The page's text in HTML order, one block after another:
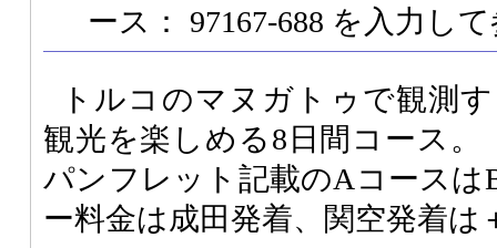
ース： 97167-688 を入力し
トルコのマヌガトゥで観測
観光を楽しめる8日間コース。
パンフレット記載のAコースは
ー料金は成田発着、関空発着は